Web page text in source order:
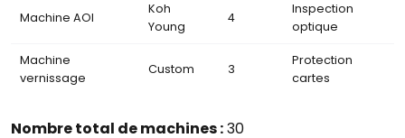
Machine AOI
Koh
Young
4
Inspection
optique
Machine
vernissage
Custom 3
Protection
cartes
Nombre total de machines :30